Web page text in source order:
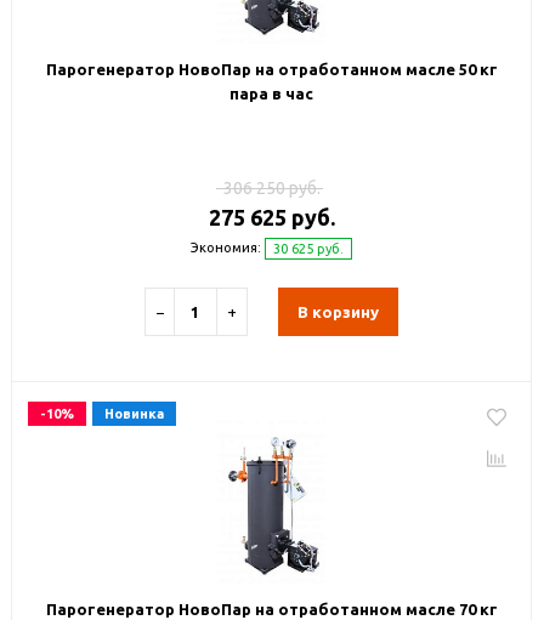
Парогенератор НовоПар на отработанном масле 50 кг
пара в час
306 250 руб.
275 625 руб.
Экономия: 30 625 руб.
− + В корзину
-10% Новинка
Парогенератор НовоПар на отработанном масле 70 кг